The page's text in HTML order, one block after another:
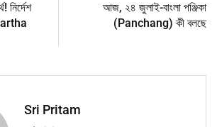
নির্দেশ
আজ, ২৪ জুলাই-বাংলা পঞ্জিকা
(Panchang) কী বলছে
Sri Pritam